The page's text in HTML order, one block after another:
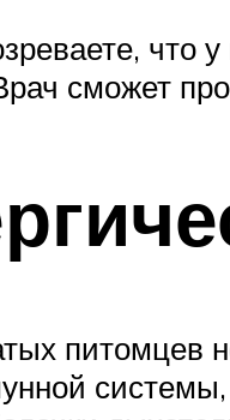
что
сможет
питомцев
системы,